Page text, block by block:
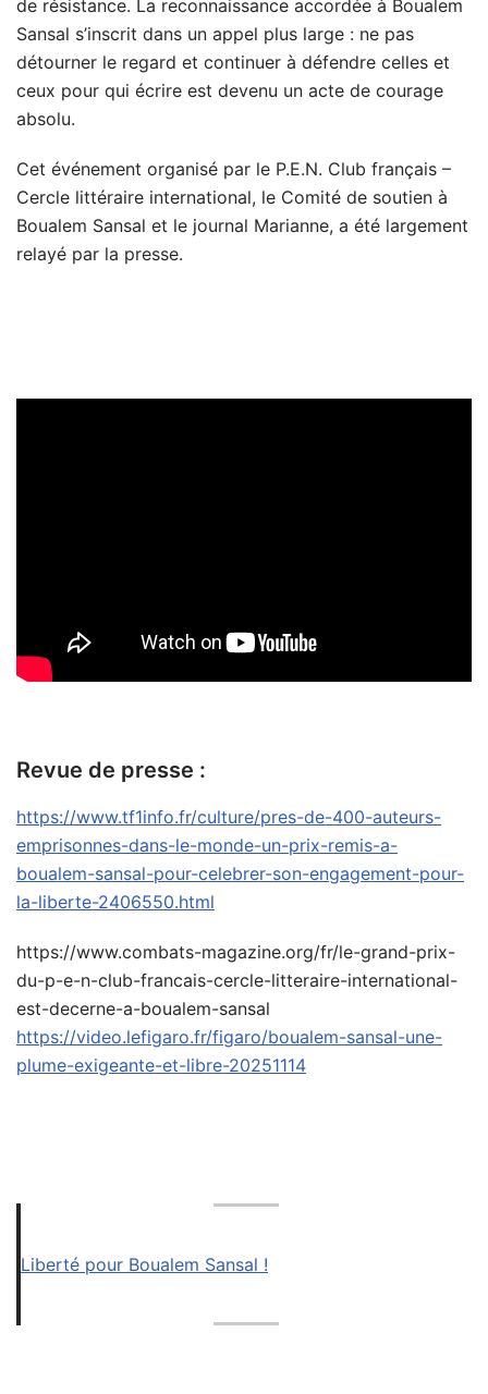
de résistance. La reconnaissance accordée à Boualem
Sansal s’inscrit dans un appel plus large : ne pas
détourner le regard et continuer à défendre celles et
ceux pour qui écrire est devenu un acte de courage
absolu.
Cet événement organisé par le P.E.N. Club français –
Cercle littéraire international, le Comité de soutien à
Boualem Sansal et le journal Marianne, a été largement
relayé par la presse.
Revue de presse :
https://www.tf1info.fr/culture/pres-de-400-auteurs-
emprisonnes-dans-le-monde-un-prix-remis-a-
boualem-sansal-pour-celebrer-son-engagement-pour-
la-liberte-2406550.html
https://www.combats-magazine.org/fr/le-grand-prix-
du-p-e-n-club-francais-cercle-litteraire-international-
est-decerne-a-boualem-sansal
https://video.lefigaro.fr/figaro/boualem-sansal-une-
plume-exigeante-et-libre-20251114
Liberté pour Boualem Sansal !